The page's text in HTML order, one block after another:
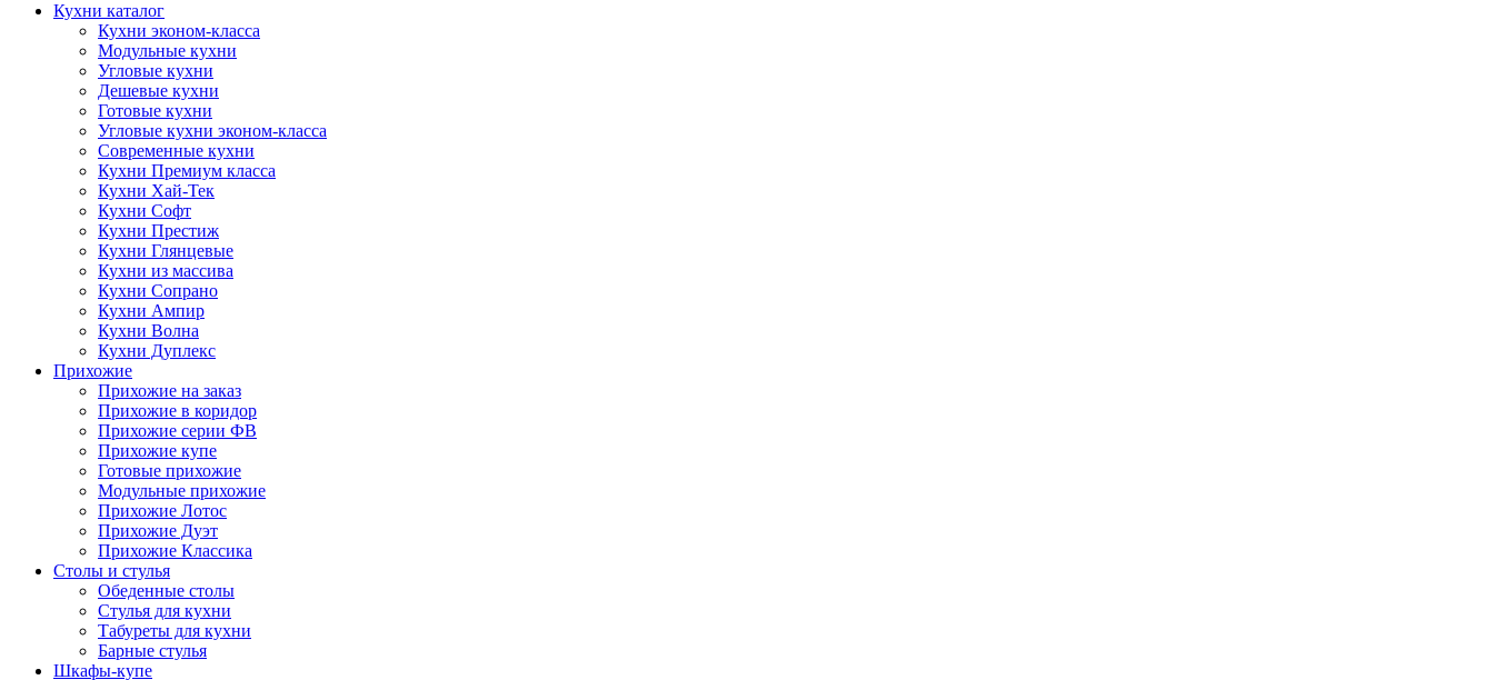
Кухни каталог
Кухни эконом-класса
Модульные кухни
Угловые кухни
Дешевые кухни
Готовые кухни
Угловые кухни эконом-класса
Современные кухни
Кухни Премиум класса
Кухни Хай-Тек
Кухни Софт
Кухни Престиж
Кухни Глянцевые
Кухни из массива
Кухни Сопрано
Кухни Ампир
Кухни Волна
Кухни Дуплекс
Прихожие
Прихожие на заказ
Прихожие в коридор
Прихожие серии ФВ
Прихожие купе
Готовые прихожие
Модульные прихожие
Прихожие Лотос
Прихожие Дуэт
Прихожие Классика
Столы и стулья
Обеденные столы
Стулья для кухни
Табуреты для кухни
Барные стулья
Шкафы-купе